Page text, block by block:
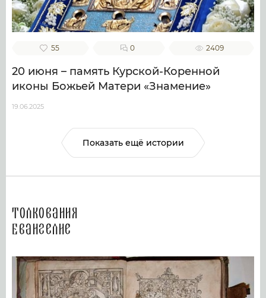
55 0 2409
20 июня – память Курской-Коренной
иконы Божьей Матери «Знамение»
19.06.2025
Показать ещё истории
Толкования
Евангелие